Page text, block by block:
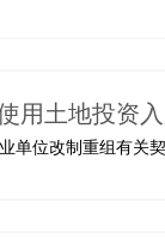
用土地投资
单位改制重组有关